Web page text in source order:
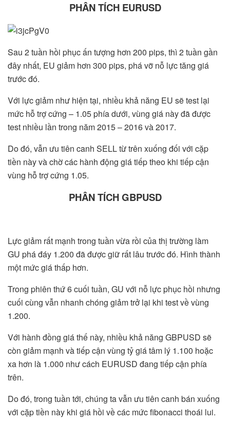
PHÂN TÍCH EURUSD
Sau 2 tuần hồi phục ấn tượng hơn 200 pips, thì 2 tuần gần
đây nhất, EU giảm hơn 300 pips, phá vỡ nỗ lực tăng giá
trước đó.
Với lực giảm như hiện tại, nhiều khả năng EU sẽ test lại
mức hỗ trợ cứng – 1.05 phía dưới, vùng giá này đã được
test nhiều lần trong năm 2015 – 2016 và 2017.
Do đó, vẫn ưu tiên canh SELL từ trên xuống đối với cặp
tiền này và chờ các hành động giá tiếp theo khi tiếp cận
vùng hỗ trợ cứng 1.05.
PHÂN TÍCH GBPUSD
Lực giảm rất mạnh trong tuần vừa rồi của thị trường làm
GU phá đáy 1.200 đã được giữ rất lâu trước đó. Hình thành
một mức giá thấp hơn.
Trong phiên thứ 6 cuối tuần, GU với nỗ lực phục hồi nhưng
cuối cùng vẫn nhanh chóng giảm trở lại khi test về vùng
1.200.
Với hành đồng giá thế này, nhiều khả năng GBPUSD sẽ
còn giảm mạnh và tiếp cận vùng tỷ giá tâm lý 1.100 hoặc
xa hơn là 1.000 như cách EURUSD đang tiếp cận phía
trên.
Do đó, trong tuần tới, chúng ta vẫn ưu tiên canh bán xuống
với cặp tiền này khi giá hồi về các mức fibonacci thoái lui.